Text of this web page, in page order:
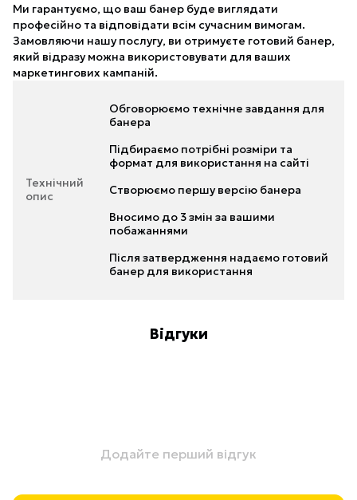
Ми гарантуємо, що ваш банер буде виглядати
професійно та відповідати всім сучасним вимогам.
Замовляючи нашу послугу, ви отримуєте готовий банер,
який відразу можна використовувати для ваших
маркетингових кампаній.
Технічний
опис
Обговорюємо технічне завдання для
банера
Підбираємо потрібні розміри та
формат для використання на сайті
Створюємо першу версію банера
Вносимо до 3 змін за вашими
побажаннями
Після затвердження надаємо готовий
банер для використання
Відгуки
Додайте перший відгук